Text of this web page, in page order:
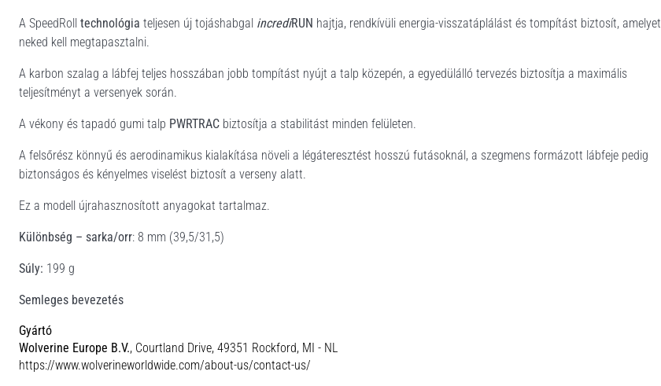
A SpeedRoll technológia teljesen új tojáshabgal incrediRUN hajtja, rendkívüli energia-visszatáplálást és tompítást biztosít, amelyet
neked kell megtapasztalni.
A karbon szalag a lábfej teljes hosszában jobb tompítást nyújt a talp közepén, a egyedülálló tervezés biztosítja a maximális
teljesítményt a versenyek során.
A vékony és tapadó gumi talp PWRTRAC biztosítja a stabilitást minden felületen.
A felsőrész könnyű és aerodinamikus kialakítása növeli a légáteresztést hosszú futásoknál, a szegmens formázott lábfeje pedig
biztonságos és kényelmes viselést biztosít a verseny alatt.
Ez a modell újrahasznosított anyagokat tartalmaz.
Különbség – sarka/orr: 8 mm (39,5/31,5)
Súly: 199 g
Semleges bevezetés
Gyártó
Wolverine Europe B.V., Courtland Drive, 49351 Rockford, MI - NL
https://www.wolverineworldwide.com/about-us/contact-us/